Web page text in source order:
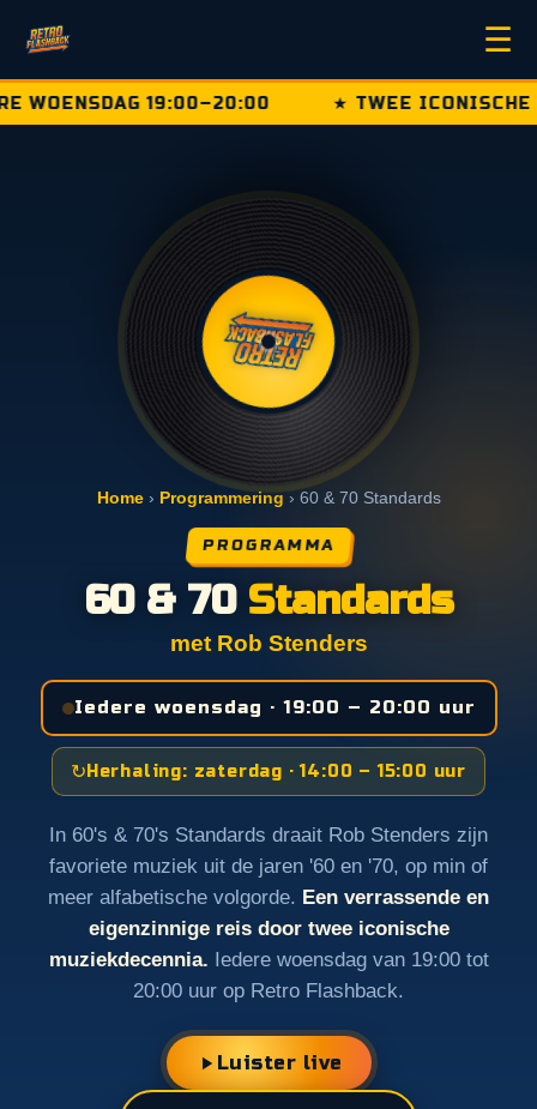
☰
19:00–20:00 ★ TWEE ICONISCHE
Home› Programmering› 60 & 70 Standards
PROGRAMMA
60 & 70 Standards
met Rob Stenders
Iedere woensdag · 19:00 – 20:00 uur
↻ Herhaling: zaterdag · 14:00 – 15:00 uur
In 60's & 70's Standards draait Rob Stenders zijn
favoriete muziek uit de jaren '60 en '70, op min of
meer alfabetische volgorde. Een verrassende en
eigenzinnige reis door twee iconische
muziekdecennia. Iedere woensdag van 19:00 tot
20:00 uur op Retro Flashback.
Luister live